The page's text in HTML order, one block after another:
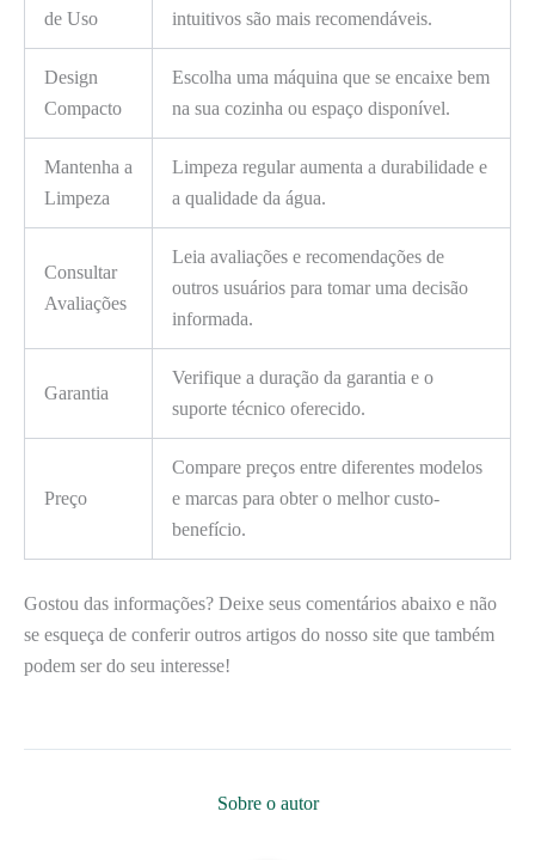
de Uso
intuitivos são mais recomendáveis.
Design
Compacto
Escolha uma máquina que se encaixe bem
na sua cozinha ou espaço disponível.
Mantenha a
Limpeza
Limpeza regular aumenta a durabilidade e
a qualidade da água.
Consultar
Avaliações
Leia avaliações e recomendações de
outros usuários para tomar uma decisão
informada.
Garantia
Verifique a duração da garantia e o
suporte técnico oferecido.
Preço
Compare preços entre diferentes modelos
e marcas para obter o melhor custo-
benefício.
Gostou das informações? Deixe seus comentários abaixo e não
se esqueça de conferir outros artigos do nosso site que também
podem ser do seu interesse!
Sobre o autor